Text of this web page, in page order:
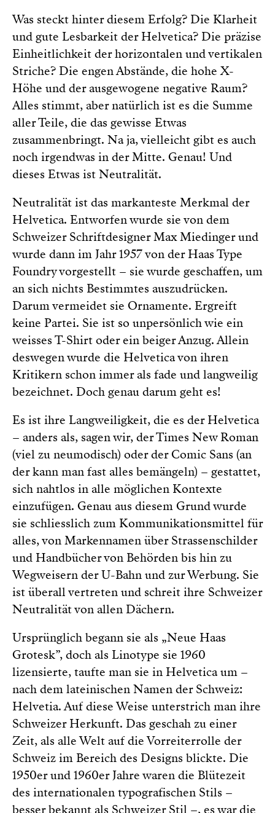
Was steckt hinter diesem Erfolg? Die Klarheit
und gute Lesbarkeit der Helvetica? Die präzise
Einheitlichkeit der horizontalen und vertikalen
Striche? Die engen Abstände, die hohe X-
Höhe und der ausgewogene negative Raum?
Alles stimmt, aber natürlich ist es die Summe
aller Teile, die das gewisse Etwas
zusammenbringt. Na ja, vielleicht gibt es auch
noch irgendwas in der Mitte. Genau! Und
dieses Etwas ist Neutralität.
Neutralität ist das markanteste Merkmal der
Helvetica. Entworfen wurde sie von dem
Schweizer Schriftdesigner Max Miedinger und
wurde dann im Jahr 1957 von der Haas Type
Foundry vorgestellt – sie wurde geschaffen, um
an sich nichts Bestimmtes auszudrücken.
Darum vermeidet sie Ornamente. Ergreift
keine Partei. Sie ist so unpersönlich wie ein
weisses T-Shirt oder ein beiger Anzug. Allein
deswegen wurde die Helvetica von ihren
Kritikern schon immer als fade und langweilig
bezeichnet. Doch genau darum geht es!
Es ist ihre Langweiligkeit, die es der Helvetica
– anders als, sagen wir, der Times New Roman
(viel zu neumodisch) oder der Comic Sans (an
der kann man fast alles bemängeln) – gestattet,
sich nahtlos in alle möglichen Kontexte
einzufügen. Genau aus diesem Grund wurde
sie schliesslich zum Kommunikationsmittel für
alles, von Markennamen über Strassenschilder
und Handbücher von Behörden bis hin zu
Wegweisern der U-Bahn und zur Werbung. Sie
ist überall vertreten und schreit ihre Schweizer
Neutralität von allen Dächern.
Ursprünglich begann sie als „Neue Haas
Grotesk”, doch als Linotype sie 1960
lizensierte, taufte man sie in Helvetica um –
nach dem lateinischen Namen der Schweiz:
Helvetia. Auf diese Weise unterstrich man ihre
Schweizer Herkunft. Das geschah zu einer
Zeit, als alle Welt auf die Vorreiterrolle der
Schweiz im Bereich des Designs blickte. Die
1950er und 1960er Jahre waren die Blütezeit
des internationalen typografischen Stils –
besser bekannt als Schweizer Stil –, es war die